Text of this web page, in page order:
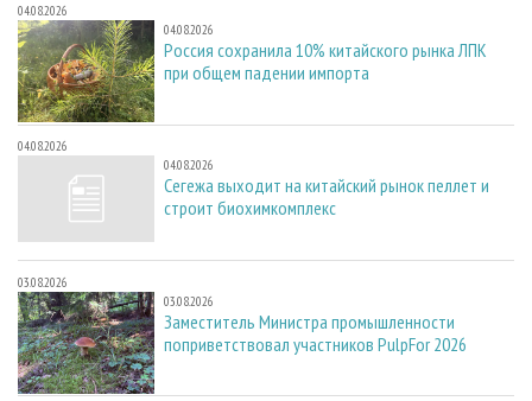
04.08.2026
04.08.2026
Россия сохранила 10% китайского рынка ЛПК
при общем падении импорта
04.08.2026
04.08.2026
Сегежа выходит на китайский рынок пеллет и
строит биохимкомплекс
03.08.2026
03.08.2026
Заместитель Министра промышленности
поприветствовал участников PulpFor 2026